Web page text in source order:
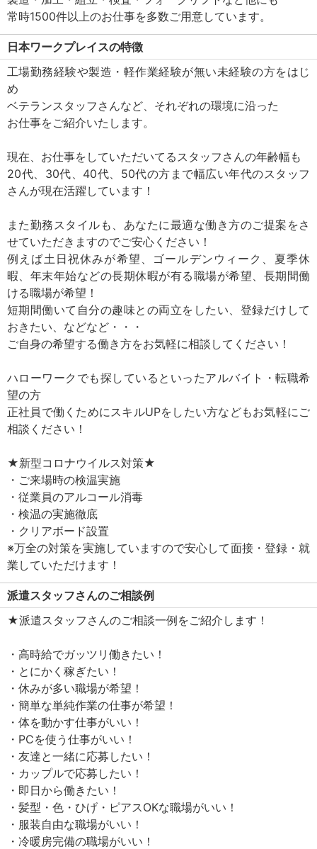
常時1500件以上のお仕事を多数ご用意しています。
日本ワークプレイスの特徴
工場勤務経験や製造・軽作業経験が無い未経験の方をはじ
め
ベテランスタッフさんなど、それぞれの環境に沿った
お仕事をご紹介いたします。
現在、お仕事をしていただいてるスタッフさんの年齢幅も
20代、30代、40代、50代の方まで幅広い年代のスタッフ
さんが現在活躍しています！
また勤務スタイルも、あなたに最適な働き方のご提案をさ
せていただきますのでご安心ください！
例えば土日祝休みが希望、ゴールデンウィーク、夏季休
暇、年末年始などの長期休暇が有る職場が希望、長期間働
ける職場が希望！
短期間働いて自分の趣味との両立をしたい、登録だけして
おきたい、などなど・・・
ご自身の希望する働き方をお気軽に相談してください！
ハローワークでも探しているといったアルバイト・転職希
望の方
正社員で働くためにスキルUPをしたい方などもお気軽にご
相談ください！
★新型コロナウイルス対策★
・ご来場時の検温実施
・従業員のアルコール消毒
・検温の実施徹底
・クリアボード設置
※万全の対策を実施していますので安心して面接・登録・就
業していただけます！
派遣スタッフさんのご相談例
★派遣スタッフさんのご相談一例をご紹介します！
・高時給でガッツリ働きたい！
・とにかく稼ぎたい！
・休みが多い職場が希望！
・簡単な単純作業の仕事が希望！
・体を動かす仕事がいい！
・PCを使う仕事がいい！
・友達と一緒に応募したい！
・カップルで応募したい！
・即日から働きたい！
・髪型・色・ひげ・ピアスOKな職場がいい！
・服装自由な職場がいい！
・冷暖房完備の職場がいい！